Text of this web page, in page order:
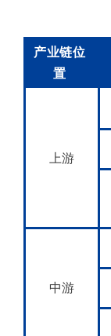
产业链位
置
上游
中游